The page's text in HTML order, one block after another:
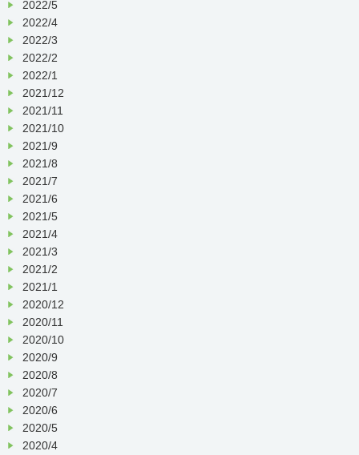
2022/5
2022/4
2022/3
2022/2
2022/1
2021/12
2021/11
2021/10
2021/9
2021/8
2021/7
2021/6
2021/5
2021/4
2021/3
2021/2
2021/1
2020/12
2020/11
2020/10
2020/9
2020/8
2020/7
2020/6
2020/5
2020/4